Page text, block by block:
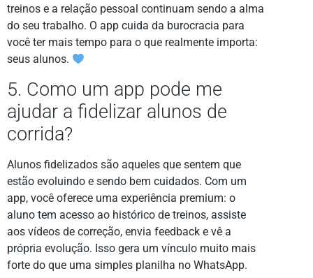
treinos e a relação pessoal continuam sendo a alma
do seu trabalho. O app cuida da burocracia para
você ter mais tempo para o que realmente importa:
seus alunos.
5. Como um app pode me
ajudar a fidelizar alunos de
corrida?
Alunos fidelizados são aqueles que sentem que
estão evoluindo e sendo bem cuidados. Com um
app, você oferece uma experiência premium: o
aluno tem acesso ao histórico de treinos, assiste
aos vídeos de correção, envia feedback e vê a
própria evolução. Isso gera um vínculo muito mais
forte do que uma simples planilha no WhatsApp.